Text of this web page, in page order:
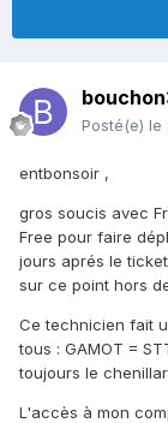
Posté(e) le
entbonsoir ,
gros soucis avec
Free pour faire
jours aprés le
sur ce point hors
Ce technicien fait
tous : GAMOT =
toujours le
L'accès à mon